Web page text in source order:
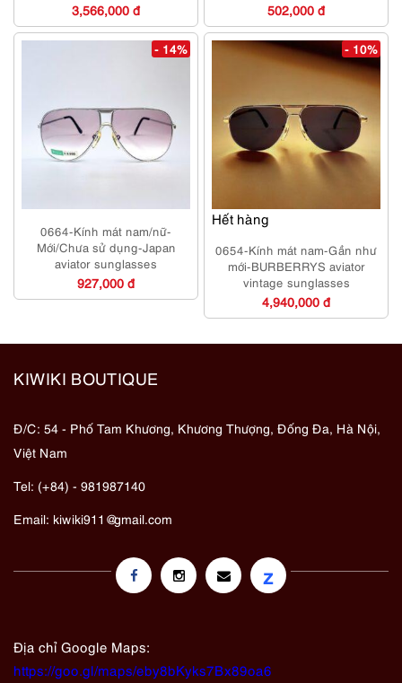
3,566,000 đ 502,000 đ
- 14%
0664-Kính mát nam/nữ-
Mới/Chưa sử dụng-Japan
aviator sunglasses
927,000 đ
Hết hàng
- 10%
0654-Kính mát nam-Gần như
mới-BURBERRYS aviator
vintage sunglasses
4,940,000 đ
KIWIKI BOUTIQUE
Đ/C: 54 - Phố Tam Khương, Khương Thượng, Đống Đa, Hà Nội,
Việt Nam
Tel: (+84) - 981987140
Email: kiwiki911@gmail.com
z
Địa chỉ Google Maps:
https://goo.gl/maps/eby8bKyks7Bx89oa6